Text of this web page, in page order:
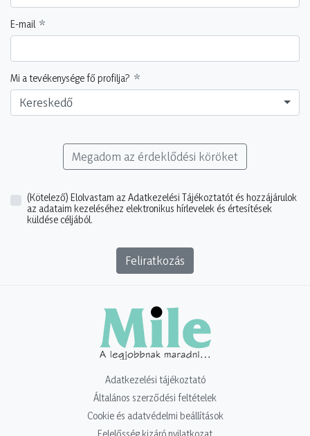
E-mail
Mi a tevékenysége fő profilja?
Kereskedő
Megadom az érdeklődési köröket
(Kötelező) Elolvastam az Adatkezelési Tájékoztatót és hozzájárulok
az adataim kezeléséhez elektronikus hírlevelek és értesítések
küldése céljából.
Feliratkozás
Adatkezelési tájékoztató
Általános szerződési feltételek
Cookie és adatvédelmi beállítások
Felelősség kizáró nyilatkozat